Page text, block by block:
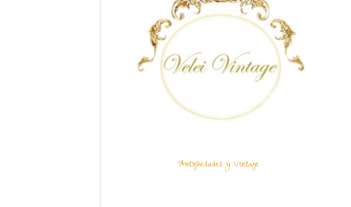
Antigüedades y Vintage